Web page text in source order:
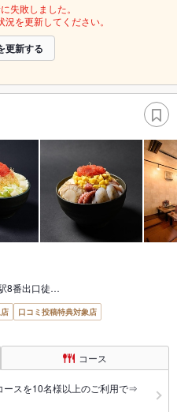
失敗しました。
を更新してください。
更新する
8番出口徒…
口コミ投稿特典対象店
コース
ースを10名様以上のご利用で⇒